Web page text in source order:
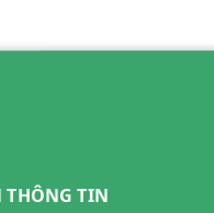
TIN